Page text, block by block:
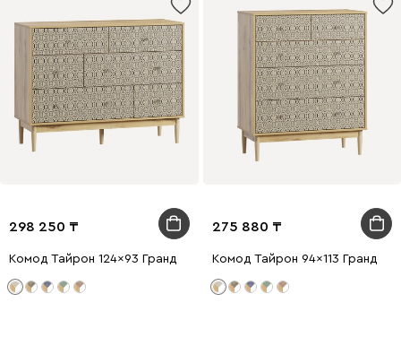
298 250
Комод Тайрон 124x93 Гранд ​
275 880
Комод Тайрон 94x113 Гранд ​